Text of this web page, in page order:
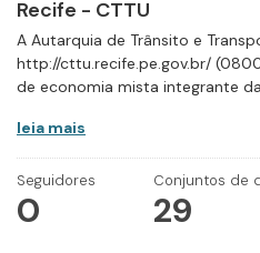
Recife - CTTU
A Autarquia de Trânsito e
http://cttu.recife.pe.gov.br/
de economia mista integrante
leia mais
Seguidores
0
Conjuntos de
29